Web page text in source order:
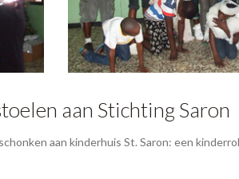
aan Stichting Saron
aan kinderhuis St. Saron: een